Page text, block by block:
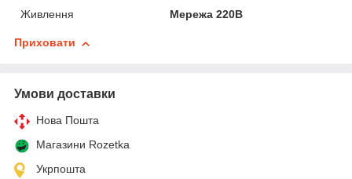
Живлення Мережа 220В
Приховати
Умови доставки
Нова Пошта
Магазини Rozetka
Укрпошта